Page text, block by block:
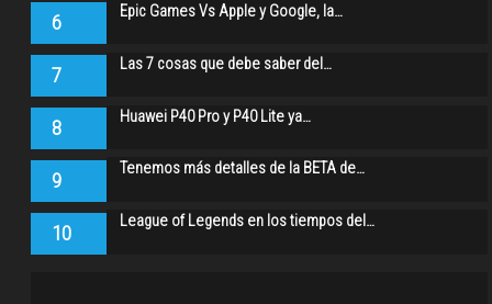
6 Epic Games Vs Apple y Google, la…
7 Las 7 cosas que debe saber del…
8 Huawei P40 Pro y P40 Lite ya…
9 Tenemos más detalles de la BETA de…
10 League of Legends en los tiempos del…